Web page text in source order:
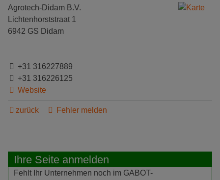
Agrotech-Didam B.V.
Lichtenhorststraat 1
6942 GS Didam
+31 316227889
+31 316226125
Website
zurück Fehler melden
Ihre Seite anmelden
Fehlt Ihr Unternehmen noch im GABOT-